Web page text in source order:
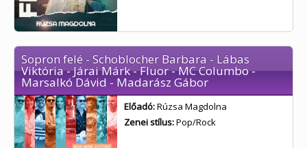
Sopron felé - Schoblocher Barbara - Lábas
Viktória - Járai Márk - Fluor - MC Columbo -
Marsalkó Dávid - Madarász Gábor
Előadó:Rúzsa Magdolna
Zenei stílus:Pop/Rock